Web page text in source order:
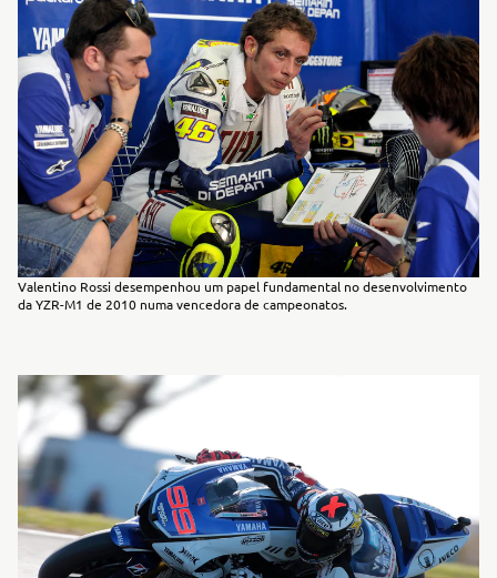
Valentino Rossi desempenhou um papel fundamental no desenvolvimento
da YZR-M1 de 2010 numa vencedora de campeonatos.